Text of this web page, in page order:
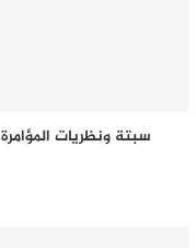
سبتة ونظريات المؤامرة